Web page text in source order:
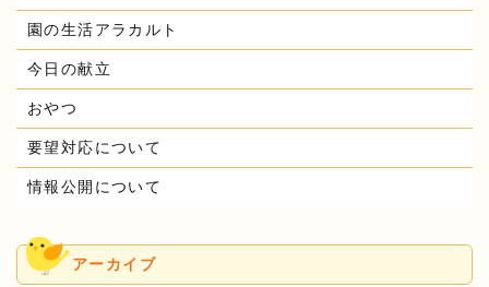
園の生活アラカルト
今日の献立
おやつ
要望対応について
情報公開について
アーカイブ